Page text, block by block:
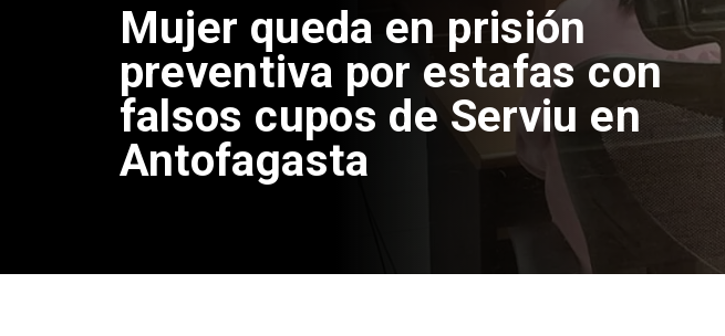
Mujer queda en prisión
preventiva por estafas con
falsos cupos de Serviu en
Antofagasta